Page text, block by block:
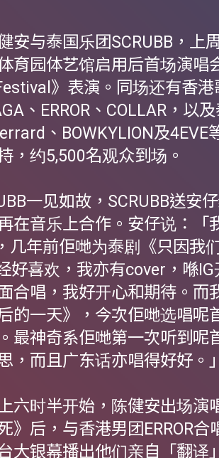
安与泰国乐团SCRUBB，上
育园体艺馆启用后首场演唱
》表演。同场还有香
、ERROR、COLLAR，以
、BOWKYLION及4EVE
，约5,500名观众到场。
一见如故，SCRUBB送安
在音乐上合作。安仔说：「
几年前佢哋为泰剧《只因我
好喜欢，我亦有cover，喺
合唱，我好开心和期待。而
的一天》，今次佢哋选唱呢
最神奇系佢哋第一次听到呢
，而且广东话亦唱得好好。
六时半开始，陈健安出场演
》后，与香港男团ERROR
大银幕播出他们亲自「翻译